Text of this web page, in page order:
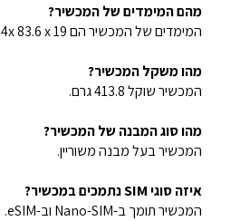
מהם המימדים של המכשיר?
המימדים של המכשיר הם 177.4x 83.6 x 19 מ"מ.
מהו משקל המכשיר?
המכשיר שוקל 413.8 גרם.
מהו סוג המבנה של המכשיר?
המכשיר בעל מבנה משוריין.
איזה סוגי SIM נתמכים במכשיר?
המכשיר תומך ב-Nano-SIM וב-eSIM.